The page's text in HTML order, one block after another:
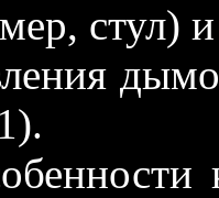
стул) и